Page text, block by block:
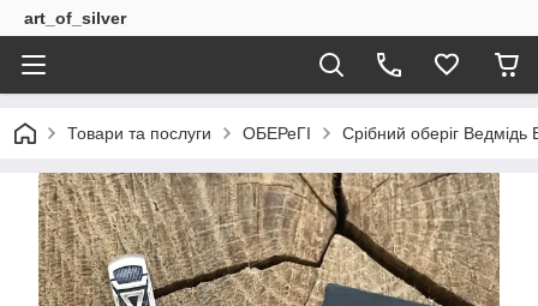
art_of_silver
Товари та послуги ОБЕРеГІ Срібний оберіг Ведмідь